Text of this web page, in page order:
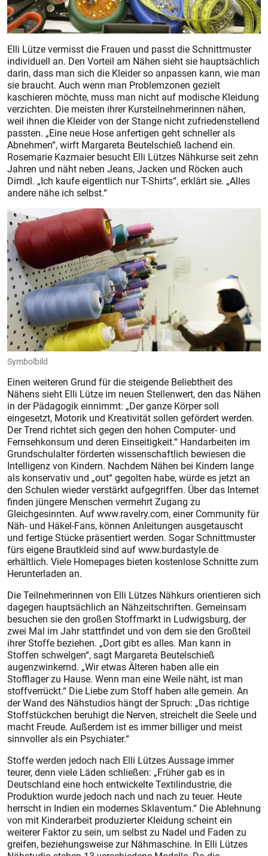
Elli Lütze vermisst die Frauen und passt die Schnittmuster
individuell an. Den Vorteil am Nähen sieht sie hauptsächlich
darin, dass man sich die Kleider so anpassen kann, wie man
sie braucht. Auch wenn man Problemzonen gezielt
kaschieren möchte, muss man nicht auf modische Kleidung
verzichten. Die meisten ihrer Kursteilnehmerinnen nähen,
weil ihnen die Kleider von der Stange nicht zufriedenstellend
passten. „Eine neue Hose anfertigen geht schneller als
Abnehmen“, wirft Margareta Beutelschieß lachend ein.
Rosemarie Kazmaier besucht Elli Lützes Nähkurse seit zehn
Jahren und näht neben Jeans, Jacken und Röcken auch
Dirndl. „Ich kaufe eigentlich nur T-Shirts“, erklärt sie. „Alles
andere nähe ich selbst.“
Symbolbild
Einen weiteren Grund für die steigende Beliebtheit des
Nähens sieht Elli Lütze im neuen Stellenwert, den das Nähen
in der Pädagogik einnimmt: „Der ganze Körper soll
eingesetzt, Motorik und Kreativität sollen gefördert werden.
Der Trend richtet sich gegen den hohen Computer- und
Fernsehkonsum und deren Einseitigkeit.“ Handarbeiten im
Grundschulalter förderten wissenschaftlich bewiesen die
Intelligenz von Kindern. Nachdem Nähen bei Kindern lange
als konservativ und „out“ gegolten habe, würde es jetzt an
den Schulen wieder verstärkt aufgegriffen. Über das Internet
finden jüngere Menschen vermehrt Zugang zu
Gleichgesinnten. Auf www.ravelry.com, einer Community für
Näh- und Häkel-Fans, können Anleitungen ausgetauscht
und fertige Stücke präsentiert werden. Sogar Schnittmuster
fürs eigene Brautkleid sind auf www.burdastyle.de
erhältlich. Viele Homepages bieten kostenlose Schnitte zum
Herunterladen an.
Die Teilnehmerinnen von Elli Lützes Nähkurs orientieren sich
dagegen hauptsächlich an Nähzeitschriften. Gemeinsam
besuchen sie den großen Stoffmarkt in Ludwigsburg, der
zwei Mal im Jahr stattfindet und von dem sie den Großteil
ihrer Stoffe beziehen. „Dort gibt es alles. Man kann in
Stoffen schwelgen“, sagt Margareta Beutelschieß
augenzwinkernd. „Wir etwas Älteren haben alle ein
Stofflager zu Hause. Wenn man eine Weile näht, ist man
stoffverrückt.“ Die Liebe zum Stoff haben alle gemein. An
der Wand des Nähstudios hängt der Spruch: „Das richtige
Stoffstückchen beruhigt die Nerven, streichelt die Seele und
macht Freude. Außerdem ist es immer billiger und meist
sinnvoller als ein Psychiater.“
Stoffe werden jedoch nach Elli Lützes Aussage immer
teurer, denn viele Läden schließen: „Früher gab es in
Deutschland eine hoch entwickelte Textilindustrie, die
Produktion wurde jedoch nach und nach zu teuer. Heute
herrscht in Indien ein modernes Sklaventum.“ Die Ablehnung
von mit Kinderarbeit produzierter Kleidung scheint ein
weiterer Faktor zu sein, um selbst zu Nadel und Faden zu
greifen, beziehungsweise zur Nähmaschine. In Elli Lützes